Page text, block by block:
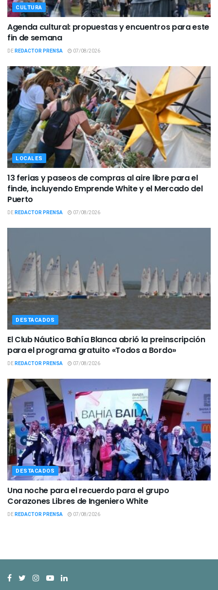
CULTURA
Agenda cultural: propuestas y encuentros para este
fin de semana
DEREDACTOR PRENSA 07/08/2026
LOCALES
13 ferias y paseos de compras al aire libre para el
finde, incluyendo Emprende White y el Mercado del
Puerto
DEREDACTOR PRENSA 07/08/2026
DESTACADOS
El Club Náutico Bahía Blanca abrió la preinscripción
para el programa gratuito «Todos a Bordo»
DEREDACTOR PRENSA 07/08/2026
DESTACADOS
Una noche para el recuerdo para el grupo
Corazones Libres de Ingeniero White
DEREDACTOR PRENSA 07/08/2026